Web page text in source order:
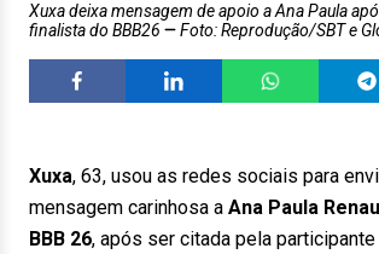
Xuxa deixa mensagem de apoio a Ana Paula
finalista do BBB26
Foto: Reprodução/SBT e
Xuxa, 63, usou as redes sociais para
mensagem carinhosa a Ana Paula
BBB 26, após ser citada pela